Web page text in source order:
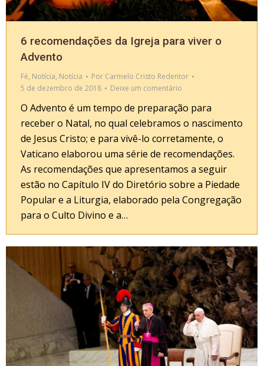
6 recomendações da Igreja para viver o
Advento
Fé, Notícia, Notícia Por Carmelo Cristo Redentor
5 de dezembro de 2018
Deixe um comentário
O Advento é um tempo de preparação para
receber o Natal, no qual celebramos o nascimento
de Jesus Cristo; e para vivê-lo corretamente, o
Vaticano elaborou uma série de recomendações.
As recomendações que apresentamos a seguir
estão no Capítulo IV do Diretório sobre a Piedade
Popular e a Liturgia, elaborado pela Congregação
para o Culto Divino e a…